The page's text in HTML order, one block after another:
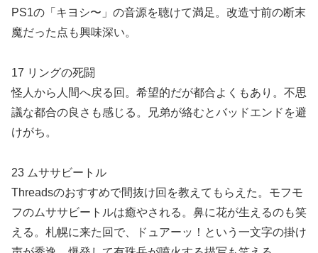
PS1の「キヨシ〜」の音源を聴けて満足。改造寸前の断末
魔だった点も興味深い。
17 リングの死闘
怪人から人間へ戻る回。希望的だが都合よくもあり。不思
議な都合の良さも感じる。兄弟が絡むとバッドエンドを避
けがち。
23 ムササビートル
Threadsのおすすめで間抜け回を教えてもらえた。モフモ
フのムササビートルは癒やされる。鼻に花が生えるのも笑
える。札幌に来た回で、ドュアーッ！という一文字の掛け